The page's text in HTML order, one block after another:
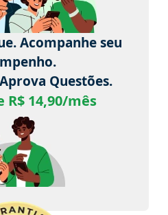
Acompanhe seu
Questões.
14,90/mês